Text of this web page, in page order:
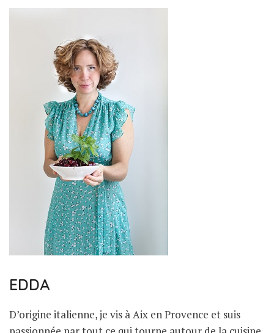
EDDA
D’origine italienne, je vis à Aix en Provence et suis